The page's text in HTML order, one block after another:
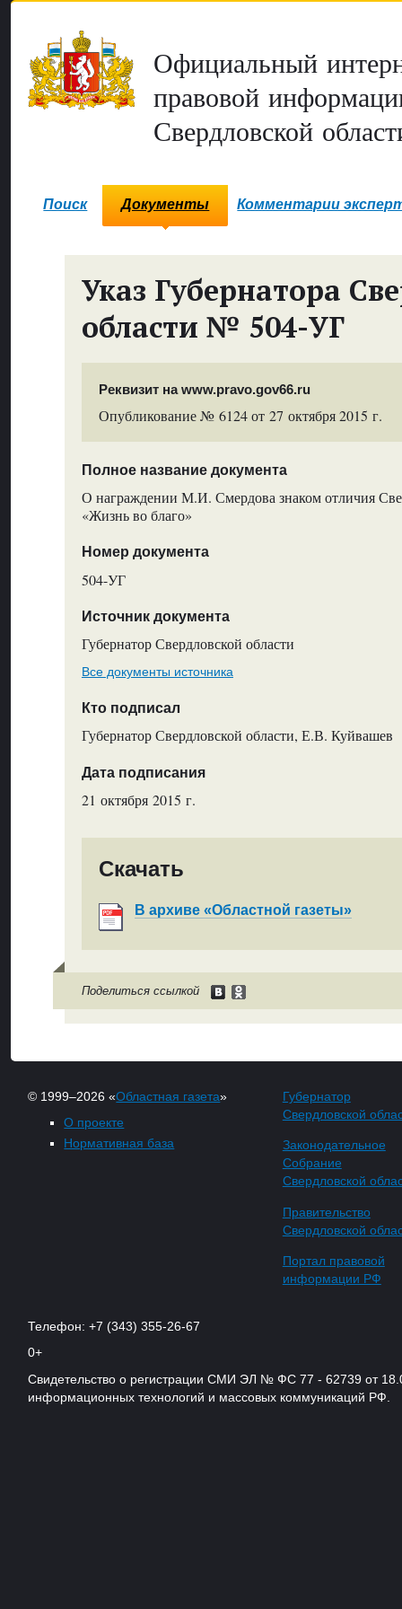
Официальный
правовой
Свердловской
Поиск Документы Комментарии
Указ Губернатора
области № 504-УГ
Реквизит на www.pravo.gov66.ru
Опубликование № 6124 от 27 октября 2015 г.
Полное название документа
О награждении М.И. Смердова знаком отличия
«Жизнь во благо»
Номер документа
504-УГ
Источник документа
Губернатор Свердловской области
Все документы источника
Кто подписал
Губернатор Свердловской области, Е.В. Куйвашев
Дата подписания
21 октября 2015 г.
Скачать
В архиве «Областной газеты»
Поделиться ссылкой
© 1999–2026 «Областная газета»
О проекте
Нормативная база
Губернатор
Свердловской
Законодательное
Собрание
Свердловской
Правительство
Свердловской
Портал правовой
информации РФ
Телефон: +7 (343) 355-26-67
0+
Свидетельство о регистрации СМИ ЭЛ № ФС 77 - 62739 от
информационных технологий и массовых коммуникаций РФ.